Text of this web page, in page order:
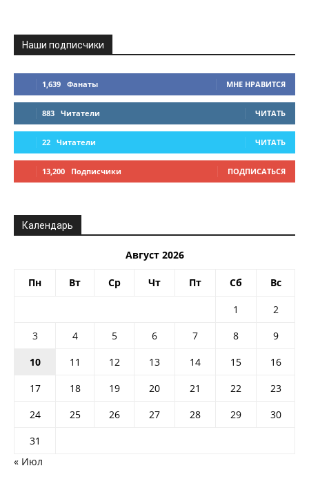
Наши подписчики
1,639 Фанаты МНЕ НРАВИТСЯ
883 Читатели ЧИТАТЬ
22 Читатели ЧИТАТЬ
13,200 Подписчики ПОДПИСАТЬСЯ
Календарь
Август 2026
Пн Вт Ср Чт Пт Сб Вс
1
2
3
4 5 6 7 8
9
10
11 12 13 14 15
16
17
18 19 20 21 22
23
24
25 26 27 28 29
30
31
« Июл